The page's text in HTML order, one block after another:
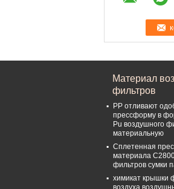
Материал
фильтров
PP отливают
прессформу в
Pu воздушного
материальную
Сплетенная
материала
фильтров сумки
химикат крышки
воздуха